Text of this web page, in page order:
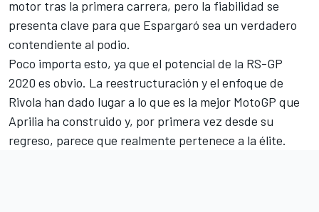
motor tras la primera carrera, pero la fiabilidad se
presenta clave para que Espargaró sea un verdadero
contendiente al podio.
Poco importa esto, ya que el potencial de la RS-GP
2020 es obvio. La reestructuración y el enfoque de
Rivola han dado lugar a lo que es la mejor MotoGP que
Aprilia ha construido y, por primera vez desde su
regreso, parece que realmente pertenece a la élite.